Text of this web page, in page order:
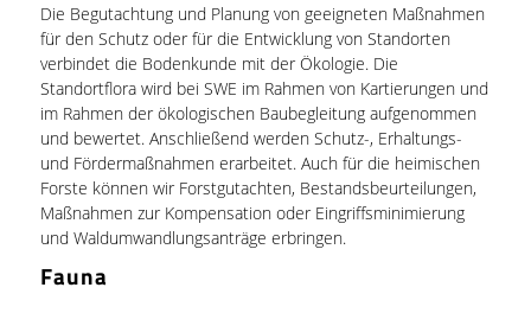
Die Begutachtung und Planung von geeigneten Maßnahmen
für den Schutz oder für die Entwicklung von Standorten
verbindet die Bodenkunde mit der Ökologie. Die
Standortflora wird bei SWE im Rahmen von Kartierungen und
im Rahmen der ökologischen Baubegleitung aufgenommen
und bewertet. Anschließend werden Schutz-, Erhaltungs-
und Fördermaßnahmen erarbeitet. Auch für die heimischen
Forste können wir Forstgutachten, Bestandsbeurteilungen,
Maßnahmen zur Kompensation oder Eingriffsminimierung
und Waldumwandlungsanträge erbringen.
Fauna